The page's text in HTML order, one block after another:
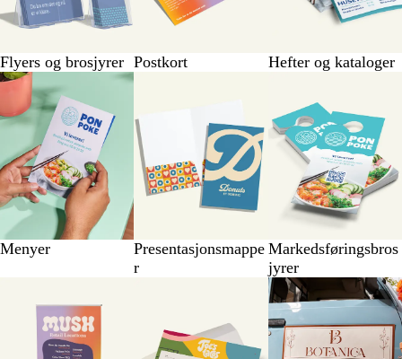
Flyers og brosjyrer Postkort Hefter og kataloger
Menyer
Presentasjonsmappe
r
Markedsføringsbros
jyrer